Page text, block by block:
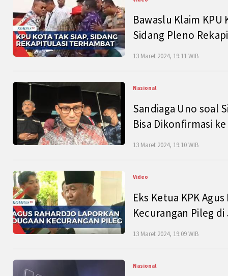
Bawaslu Klaim
Sidang Pleno
13 Maret 2024, 19:11 WIB
Nasional
Sandiaga Uno soal
Bisa Dikonfirmasi
13 Maret 2024, 19:10 WIB
Video
Eks Ketua KPK
Kecurangan Pileg
13 Maret 2024, 19:09 WIB
Nasional